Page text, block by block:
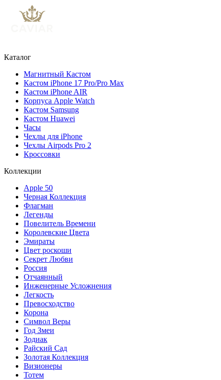
Каталог
Магнитный Кастом
Кастом iPhone 17 Pro/Pro Max
Кастом iPhone AIR
Корпуса Apple Watch
Кастом Samsung
Кастом Huawei
Часы
Чехлы для iPhone
Чехлы Airpods Pro 2
Кроссовки
Коллекции
Apple 50
Черная Коллекция
Флагман
Легенды
Повелитель Времени
Королевские Цвета
Эмираты
Цвет роскоши
Секрет Любви
Россия
Отчаянный
Инженерные Усложнения
Легкость
Превосходство
Корона
Символ Веры
Год Змеи
Зодиак
Райский Сад
Золотая Коллекция
Визионеры
Тотем